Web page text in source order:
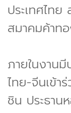
ประเทศไทย
สมาคมค้าท
ภายในงาน
ไทย-จีนเข้
ชิน ประธา